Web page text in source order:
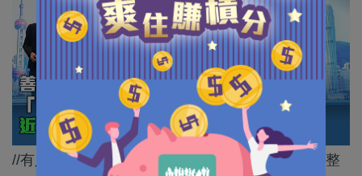
//有八成九受訪教育界人士都話，對國家未來前景整